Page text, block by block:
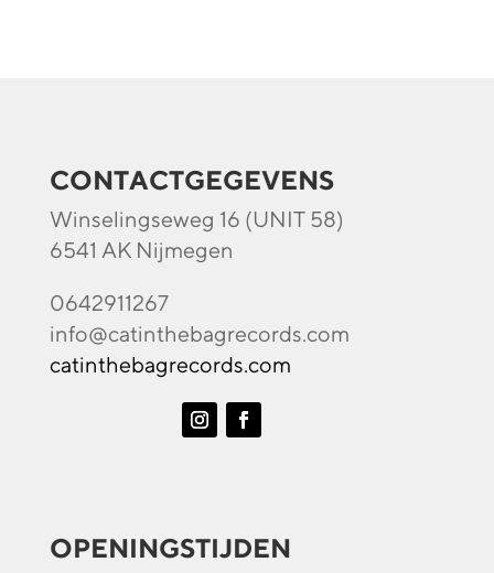
CONTACTGEGEVENS
Winselingseweg 16 (UNIT 58)
6541 AK Nijmegen
0642911267
info@catinthebagrecords.com
catinthebagrecords.com
OPENINGSTIJDEN